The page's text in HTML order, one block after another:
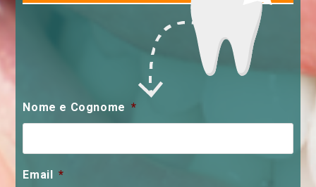
Nome e Cognome *
Email *